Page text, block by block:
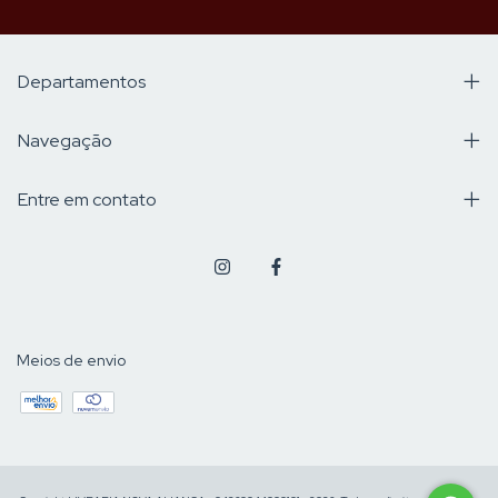
Departamentos
Navegação
Entre em contato
Meios de envio